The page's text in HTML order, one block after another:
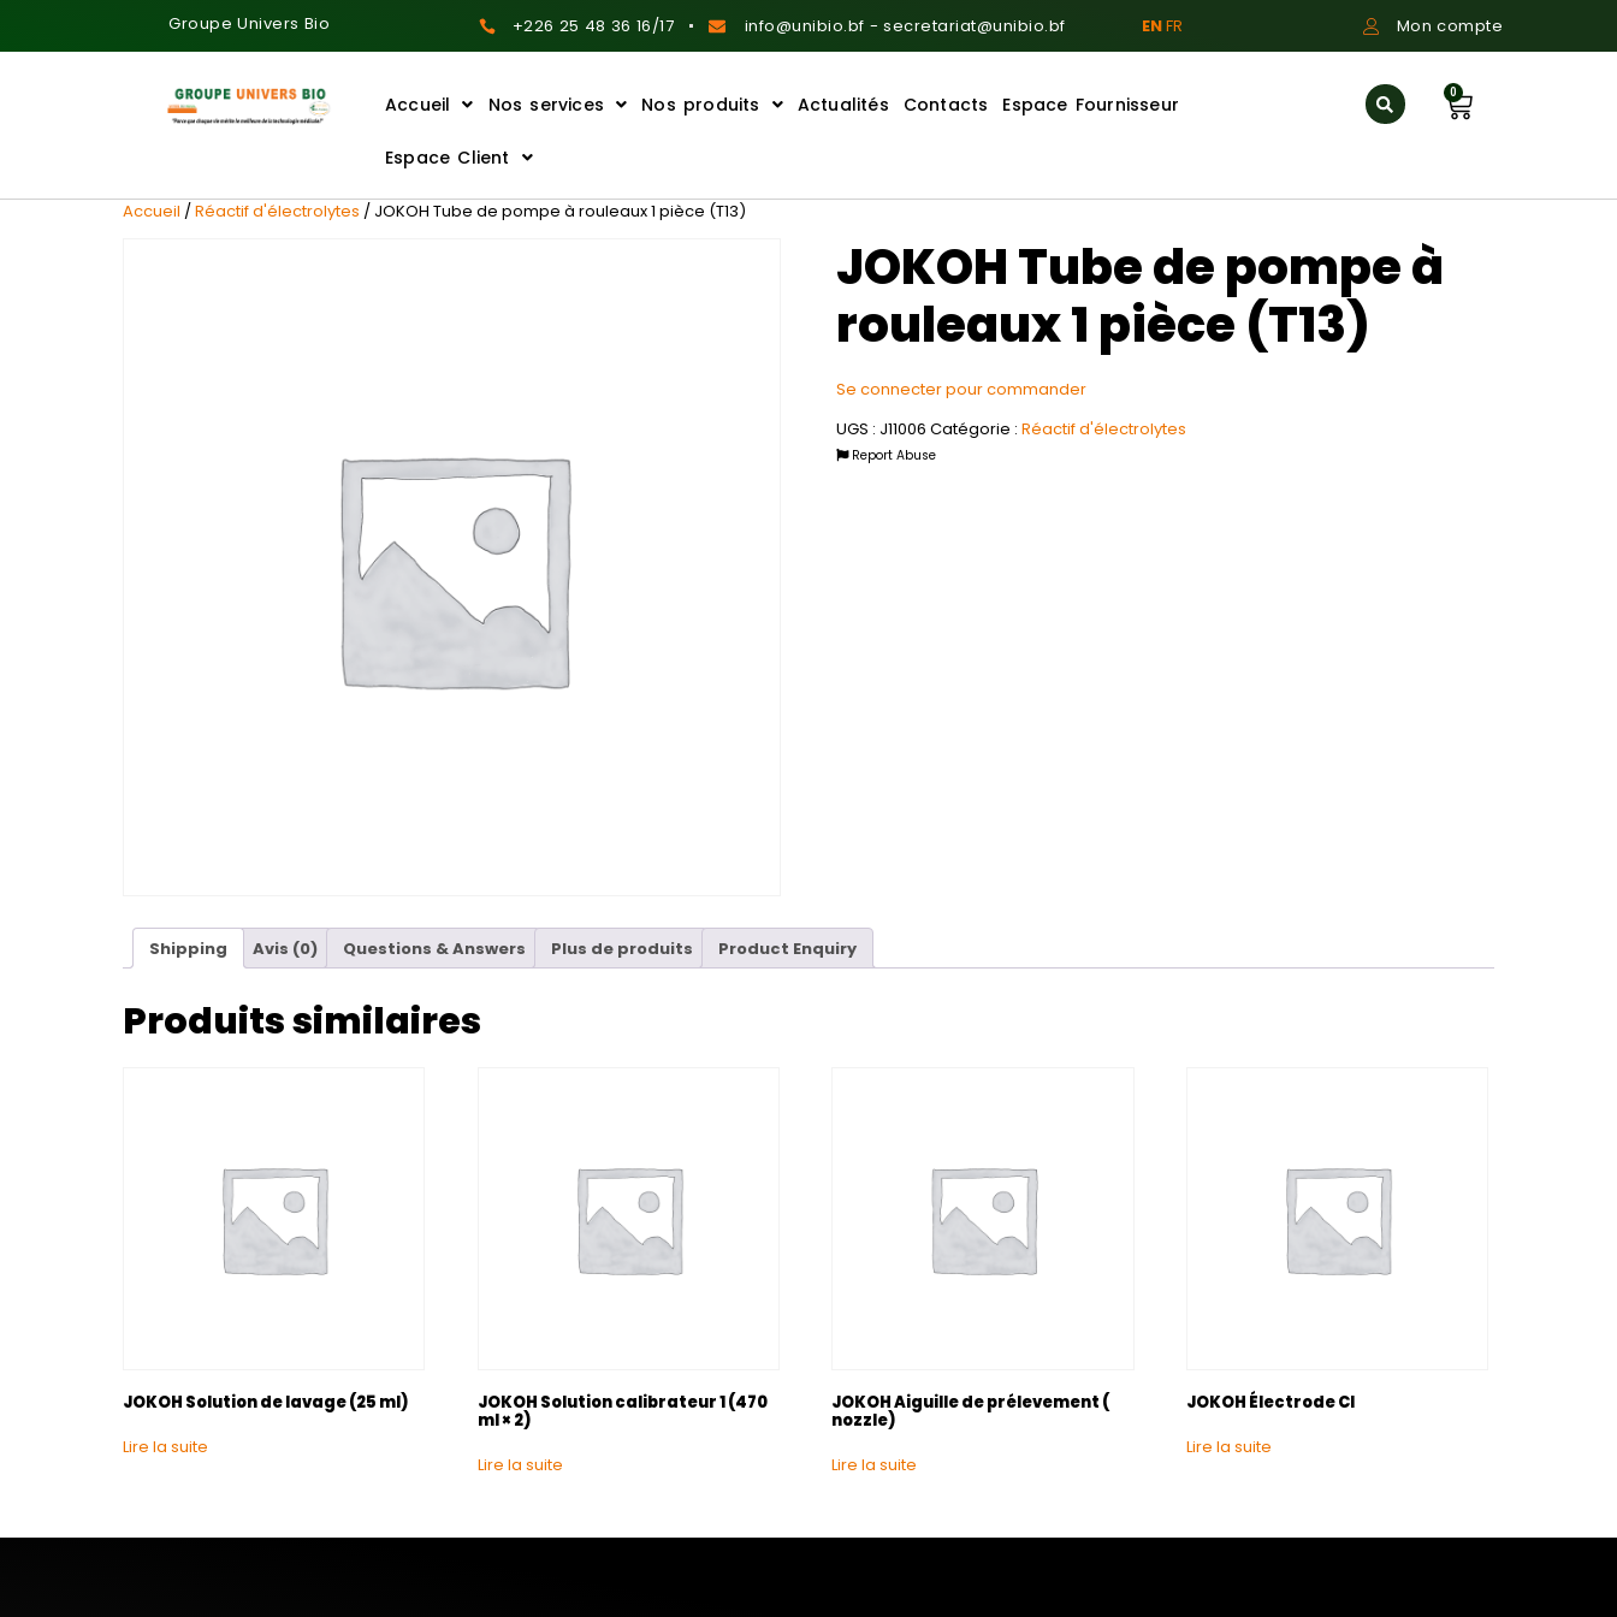
Groupe Univers Bio +226 25 48 36 16/17 info@unibio.bf - secretariat@unibio.bf ENFR Mon compte
Accueil Nos services Nos produits Actualités Contacts Espace Fournisseur
Espace Client
0
Accueil /Réactif d'électrolytes / JOKOH Tube de pompe à rouleaux 1 pièce (T13)
JOKOH Tube de pompe à
rouleaux 1 pièce (T13)
Se connecter pour commander
UGS : J11006 Catégorie : Réactif d'électrolytes
Report Abuse
Shipping Avis (0) Questions & Answers Plus de produits Product Enquiry
Produits similaires
JOKOH Solution de lavage (25 ml)
Lire la suite
JOKOH Solution calibrateur 1 (470
ml × 2)
Lire la suite
JOKOH Aiguille de prélevement (
nozzle)
Lire la suite
JOKOH Électrode Cl
Lire la suite